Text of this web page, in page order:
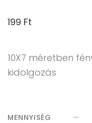
199 Ft
10X7 méretben
kidolgozás
MENNYISÉG